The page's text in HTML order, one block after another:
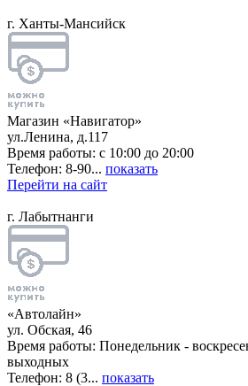
г. Ханты-Мансийск
Магазин «Навигатор»
ул.Ленина, д.117
Время работы: с 10:00 до 20:00
Телефон: 8-90... показать
Перейти на сайт
г. Лабытнанги
«Автолайн»
ул. Обская, 46
Время работы: Понедельник -
выходных
Телефон: 8 (3... показать